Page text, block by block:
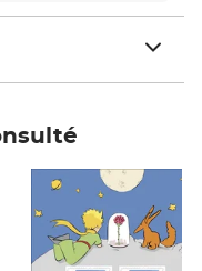
Prix 7,50€